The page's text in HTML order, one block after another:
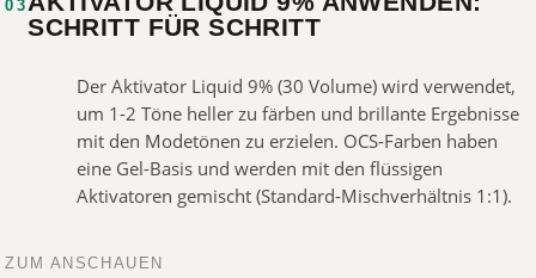
03
SCHRITT FÜR SCHRITT
Der Aktivator Liquid 9% (30 Volume) wird verwendet,
um 1-2 Töne heller zu färben und brillante Ergebnisse
mit den Modetönen zu erzielen. OCS-Farben haben
eine Gel-Basis und werden mit den flüssigen
Aktivatoren gemischt (Standard-Mischverhältnis 1:1).
ZUM ANSCHAUEN